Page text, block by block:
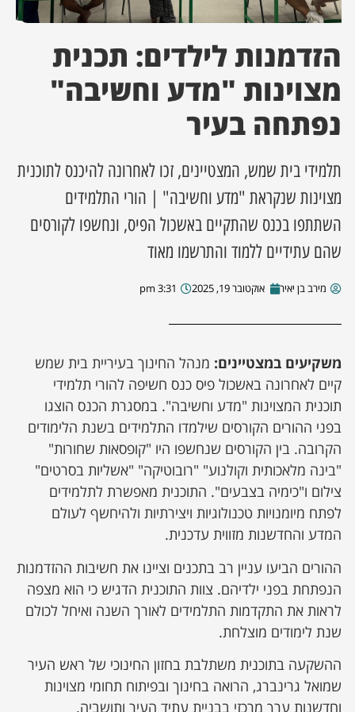
מקומית
עסקים
הזדמנות לילדים: תכנית
מצוינות "מדע וחשיבה"
נפתחה בעיר
תלמידי בית שמש, המצטיינים, זכו לאחרונה להיכנס לתוכנית
מצוינות שנקראת "מדע וחשיבה" | הורי התלמידים
השתתפו בכנס שהתקיים באשכול הפיס, ונחשפו לקורסים
שהם עתידיים ללמוד והתרשמו מאוד
מירב בן יאיר אוקטובר 19, 2025 3:31 pm
משקיעים במצטיינים: מנהל החינוך בעיריית בית שמש
קיים לאחרונה באשכול פיס כנס חשיפה להורי תלמידי
תוכנית המצוינות "מדע וחשיבה". במסגרת הכנס הוצגו
בפני ההורים הקורסים שילמדו התלמידים בשנת הלימודים
הקרובה. בין הקורסים שנחשפו היו "קופסאות שחורות"
"בינה מלאכותית וקולנוע" "רובוטיקה" "אשליות בסרטים"
צילום ו"כימיה בצבעים". התוכנית מאפשרת לתלמידים
לפתח מיומנויות טכנולוגיות ויצירתיות ולהיחשף לעולם
המדע והחדשנות מזווית עדכנית.
ההורים הביעו עניין רב בתכנים וציינו את חשיבות ההזדמנות
הנפתחת בפני ילדיהם. צוות התוכנית הדגיש כי הוא מצפה
לראות את התקדמות התלמידים לאורך השנה ואיחל לכולם
שנת לימודים מוצלחת.
ההשקעה בתוכנית משתלבת בחזון החינוכי של ראש העיר
שמואל גרינברג, הרואה בחינוך ובפיתוח תחומי מצוינות
וחדשנות ערך מרכזי בבניית עתיד העיר ותושביה.